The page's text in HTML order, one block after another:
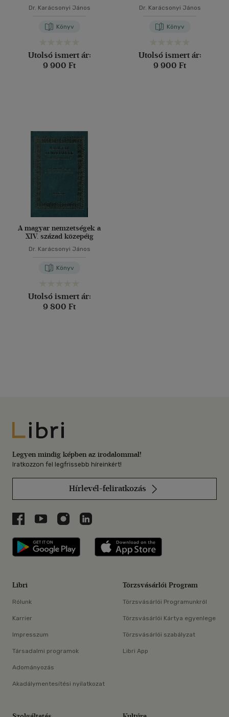
Dr. Karácsonyi János
Könyv
Utolsó ismert ár:
9 900 Ft
Dr. Karácsonyi János
Könyv
Utolsó ismert ár:
9 900 Ft
A magyar nemzetségek a
XIV. század közepéig
Dr. Karácsonyi János
Könyv
Utolsó ismert ár:
9 800 Ft
Libri
Legyen mindig képben az irodalommal!
Iratkozzon fel legfrissebb híreinkért!
Hírlevél-feliratkozás
Libri a Facebookon
Libri a Youtube-on
Libri az Instagramon
Libri a LinkedInen
Libri applikáció Szerezd meg: Google
Libri
Rólunk
Karrier
Impresszum
Társadalmi programok
Adományozás
Akadálymentesítési nyilatkozat
Törzsvásárlói Program
Törzsvásárlói Programunkról
Törzsvásárlói Kártya egyenlege
Törzsvásárlói szabályzat
Libri App